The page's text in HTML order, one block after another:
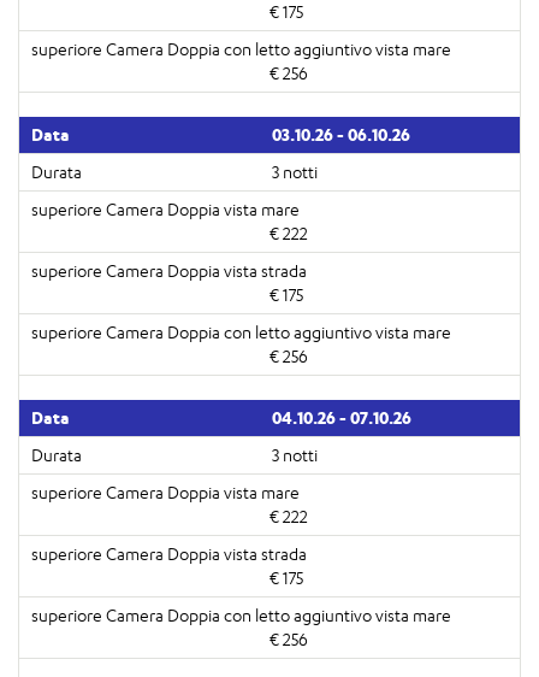
€ 175
€ 256
03.10.26 - 06.10.26
3 notti
€ 222
€ 175
€ 256
04.10.26 - 07.10.26
3 notti
€ 222
€ 175
€ 256